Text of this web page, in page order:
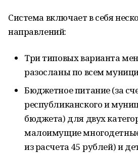
Система включает в себя
направлений:
Три типовых варианта
разосланы по всем
Бюджетное питание (за
республиканского и
бюджета) для двух
малоимущие
из расчета 45 рублей) и